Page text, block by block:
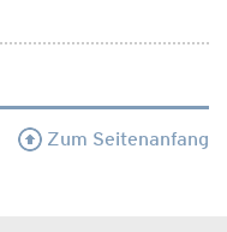
Zum Seitenanfang